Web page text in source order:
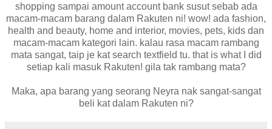
shopping sampai amount account bank susut sebab ada
macam-macam barang dalam Rakuten ni! wow! ada fashion,
health and beauty, home and interior, movies, pets, kids dan
macam-macam kategori lain. kalau rasa macam rambang
mata sangat, taip je kat search textfield tu. that is what I did
setiap kali masuk Rakuten! gila tak rambang mata?
Maka, apa barang yang seorang Neyra nak sangat-sangat
beli kat dalam Rakuten ni?